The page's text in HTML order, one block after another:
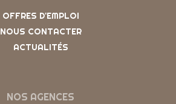
OFFRES D'EMPLOI
NOUS CONTACTER
ACTUALITÉS
NOS AGENCES